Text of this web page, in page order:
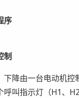
序
制
下降由一台电动机控
呼叫指示灯（H1、